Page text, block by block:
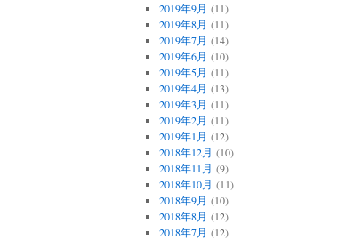
2019年9月 (11)
2019年8月 (11)
2019年7月 (14)
2019年6月 (10)
2019年5月 (11)
2019年4月 (13)
2019年3月 (11)
2019年2月 (11)
2019年1月 (12)
2018年12月 (10)
2018年11月 (9)
2018年10月 (11)
2018年9月 (10)
2018年8月 (12)
2018年7月 (12)